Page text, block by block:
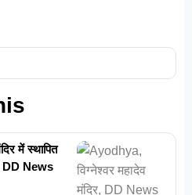
में स्थापित
DD News